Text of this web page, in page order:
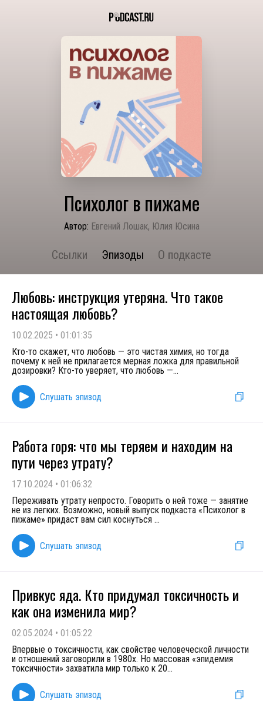
Психолог в пижаме
Автор: Евгений Лошак, Юлия Юсина
Ссылки Эпизоды О подкасте
Любовь: инструкция утеряна. Что такое
настоящая любовь?
10.02.2025 • 01:01:35
Кто-то скажет, что любовь — это чистая химия, но тогда
почему к ней не прилагается мерная ложка для правильной
дозировки? Кто-то уверяет, что любовь —...
Слушать эпизод
Работа горя: что мы теряем и находим на
пути через утрату?
17.10.2024 • 01:06:32
Переживать утрату непросто. Говорить о ней тоже — занятие
не из легких. Возможно, новый выпуск подкаста «Психолог в
пижаме» придаст вам сил коснуться ...
Слушать эпизод
Привкус яда. Кто придумал токсичность и
как она изменила мир?
02.05.2024 • 01:05:22
Впервые о токсичности, как свойстве человеческой личности
и отношений заговорили в 1980х. Но массовая «эпидемия
токсичности» захватила мир только к 20...
Слушать эпизод